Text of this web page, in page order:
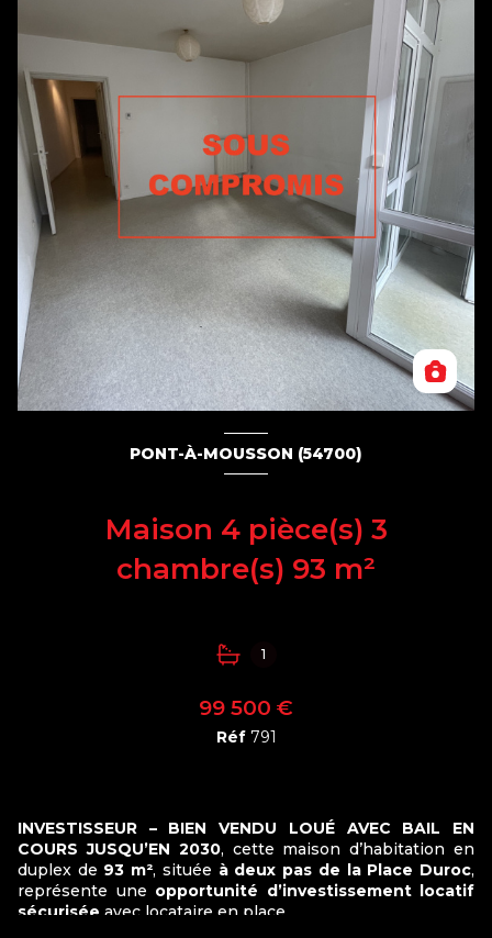
PONT-À-MOUSSON (54700)
Maison 4 pièce(s) 3
chambre(s) 93 m²
1
99 500 €
Réf 791
INVESTISSEUR – BIEN VENDU LOUÉ AVEC BAIL EN
COURS JUSQU’EN 2030, cette maison d’habitation en
duplex de 93 m², située à deux pas de la Place Duroc,
représente une opportunité d’investissement locatif
sécurisée avec locataire en place.